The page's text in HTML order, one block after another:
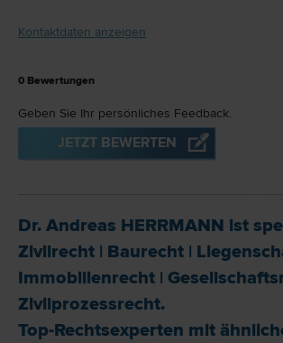
Kontaktdaten anzeigen
0 Bewertungen
Geben Sie Ihr persönliches Feedback.
JETZT BEWERTEN
Dr. Andreas HERRMANN ist
Zivil­recht | Bau­recht |
Immobilien­recht |
Zivilprozess­recht.
Top-Rechtsexperten mit